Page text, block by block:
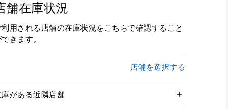
舗在庫状況
利用される店舗の在庫状況をこちらで確認すること
きます。
店舗を選択する
庫がある近隣店舗